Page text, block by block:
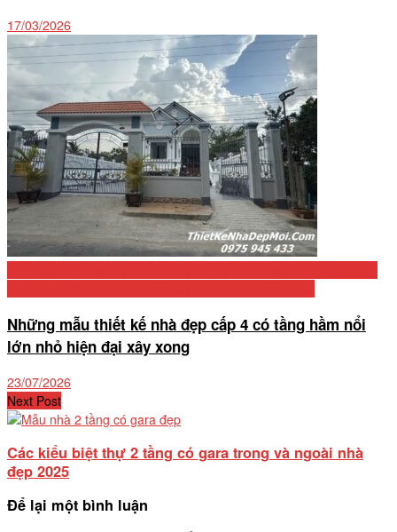
17/03/2026
Những mẫu thiết kế nhà đẹp cấp 4 có tầng hầm nổi
lớn nhỏ hiện đại xây xong
23/07/2026
Next Post
Các kiểu biệt thự 2 tầng có gara trong và ngoài nhà
đẹp 2025
Để lại một bình luận